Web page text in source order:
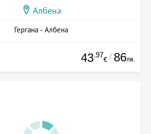
Албена
Гергана - Албена
43.97
€ / 86лв.